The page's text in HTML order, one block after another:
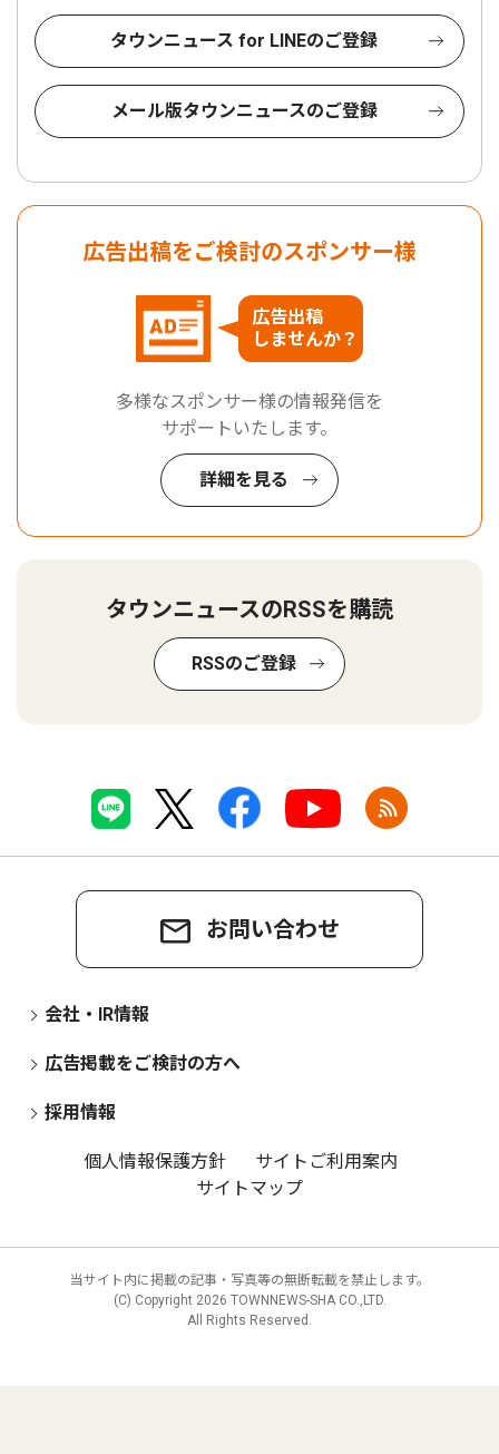
タウンニュース for LINEのご登録
メール版タウンニュースのご登録
広告出稿をご検討のスポンサー様
広告出稿
しませんか？
多様なスポンサー様の情報発信を
サポートいたします。
詳細を見る
タウンニュースのRSSを購読
RSSのご登録
お問い合わせ
会社・IR情報
広告掲載をご検討の方へ
採用情報
個人情報保護方針
サイトご利用案内
サイトマップ
当サイト内に掲載の記事・写真等の無断転載を禁止します。
(C) Copyright 2026 TOWNNEWS-SHA CO.,LTD.
All Rights Reserved.